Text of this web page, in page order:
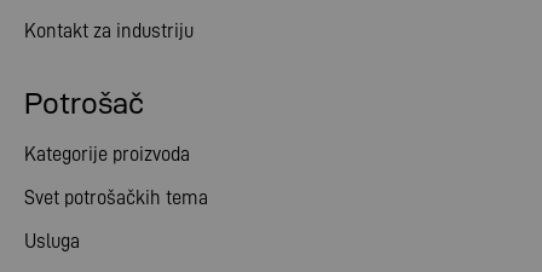
Potrošač
Kategorije proizvoda
Svet potrošačkih tema
Usluga
Kontakt za industriju